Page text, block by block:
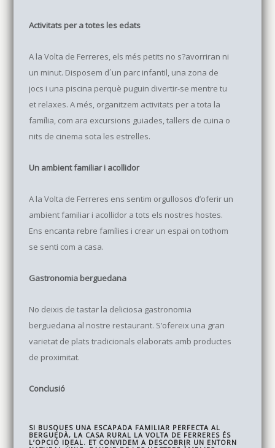
Activitats per a totes les edats
A la Volta de Ferreres, els més petits no s?avorriran ni
un minut. Disposem d´un parc infantil, una zona de
jocs i una piscina perquè puguin divertir-se mentre tu
et relaxes. A més, organitzem activitats per a tota la
família, com ara excursions guiades, tallers de cuina o
nits de cinema sota les estrelles.
Un ambient familiar i acollidor
A la Volta de Ferreres ens sentim orgullosos d’oferir un
ambient familiar i acollidor a tots els nostres hostes.
Ens encanta rebre famílies i crear un espai on tothom
se senti com a casa.
Gastronomia berguedana
No deixis de tastar la deliciosa gastronomia
berguedana al nostre restaurant. S’ofereix una gran
varietat de plats tradicionals elaborats amb productes
de proximitat.
Conclusió
SI BUSQUES UNA ESCAPADA FAMILIAR PERFECTA AL
BERGUEDÀ, LA CASA RURAL LA VOLTA DE FERRERES ÉS
L’OPCIÓ IDEAL. ET CONVIDEM A DESCOBRIR UN ENTORN